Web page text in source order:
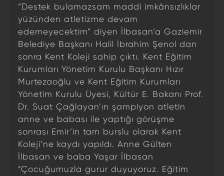
“Destek bulamazsam maddi imkânsızlıklar
yüzünden atletizme devam
edemeyecektim” diyen İlbasan’a Gaziemir
Belediye Başkanı Halil İbrahim Şenol dan
sonra Kent Koleji sahip çıktı. Kent Eğitim
Kurumları Yönetim Kurulu Başkanı Hızır
Murtezaoğlu ve Kent Eğitim Kurumları
Yönetim Kurulu Üyesi, Kültür E. Bakanı Prof.
Dr. Suat Çağlayan’ın şampiyon atletin
anne ve babası ile yaptığı görüşme
sonrası Emir’in tam burslu olarak Kent
Koleji’ne kaydı yapıldı. Anne Gülten
İlbasan ve baba Yaşar İlbasan
“Çocuğumuzla gurur duyuyoruz. Eğitim